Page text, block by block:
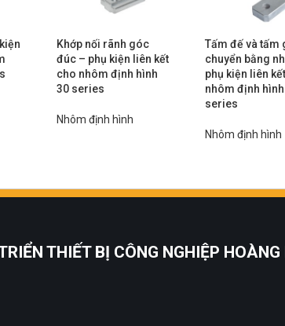
Khớp nối rãnh góc
đúc – phụ kiện liên kết
cho nhôm định hình
30 series
Nhôm định hình
Tấm đế và tấm
chuyển bằng
phụ kiện liên
nhôm định
series
Nhôm định hình
THIẾT BỊ CÔNG NGHIỆP HOÀNG